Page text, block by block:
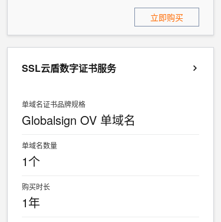
立即购买
SSL云盾数字证书服务
单域名证书品牌规格
Globalsign OV 单域名
单域名数量
1个
购买时长
1年